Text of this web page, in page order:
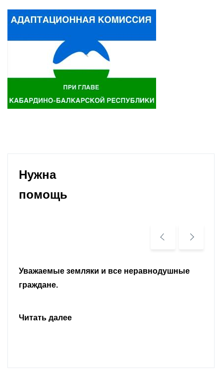
Нужна
помощь
Уважаемые земляки и все неравнодушные
граждане.
Читать далее